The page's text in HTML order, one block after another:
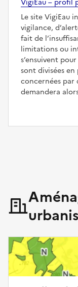
Le site VigiEau
vigilance,
fait de
limitations ou
s’ensuivent
sont divisées en
concernées par
demandera